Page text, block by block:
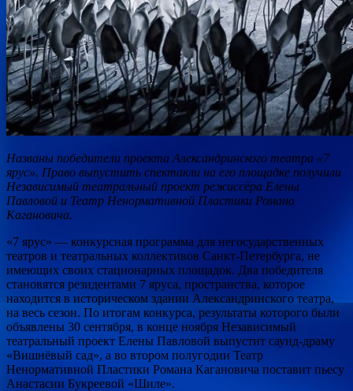
Названы победители проекта Александринского театра «7
ярус». Право выпустить спектакли на его площадке получили
Независимый театральный проект режиссёра Елены
Павловой и Театр Ненормативной Пластики Романа
Кагановича.
«7 ярус» — конкурсная программа для негосударственных
театров и театральных коллективов Санкт-Петербурга, не
имеющих своих стационарных площадок. Два победителя
становятся резидентами 7 яруса, пространства, которое
находится в историческом здании Александринского театра,
на весь сезон. По итогам конкурса, результаты которого были
объявлены 30 сентября, в конце ноября Независимый
театральный проект Елены Павловой выпустит саунд-драму
«Вишнёвый сад», а во втором полугодии Театр
Ненормативной Пластики Романа Кагановича поставит пьесу
Анастасии Букреевой «Шиле».